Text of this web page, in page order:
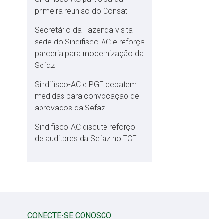
primeira reunião do Consat
Secretário da Fazenda visita
sede do Sindifisco-AC e reforça
parceria para modernização da
Sefaz
Sindifisco-AC e PGE debatem
medidas para convocação de
aprovados da Sefaz
Sindifisco-AC discute reforço
de auditores da Sefaz no TCE
CONECTE-SE CONOSCO